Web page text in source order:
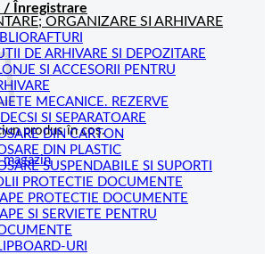
Înregistrare
produs în coș.
magazin
ORGANIZARE SI ARHIVARE
DE ARHIVARE SI DEPOZITARE
SI ACCESORII PENTRU
MECANICE. REZERVE
SI SEPARATOARE
DIN CARTON
DIN PLASTIC
SUSPENDABILE SI SUPORTI
PROTECTIE DOCUMENTE
PROTECTIE DOCUMENTE
SI SERVIETE PENTRU
URI